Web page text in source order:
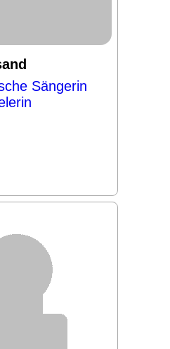
Sängerin